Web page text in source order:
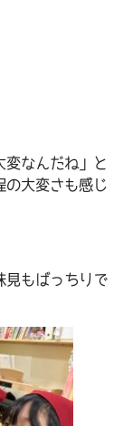
変なんだね」と
の大変さも感じ
見もばっちりで